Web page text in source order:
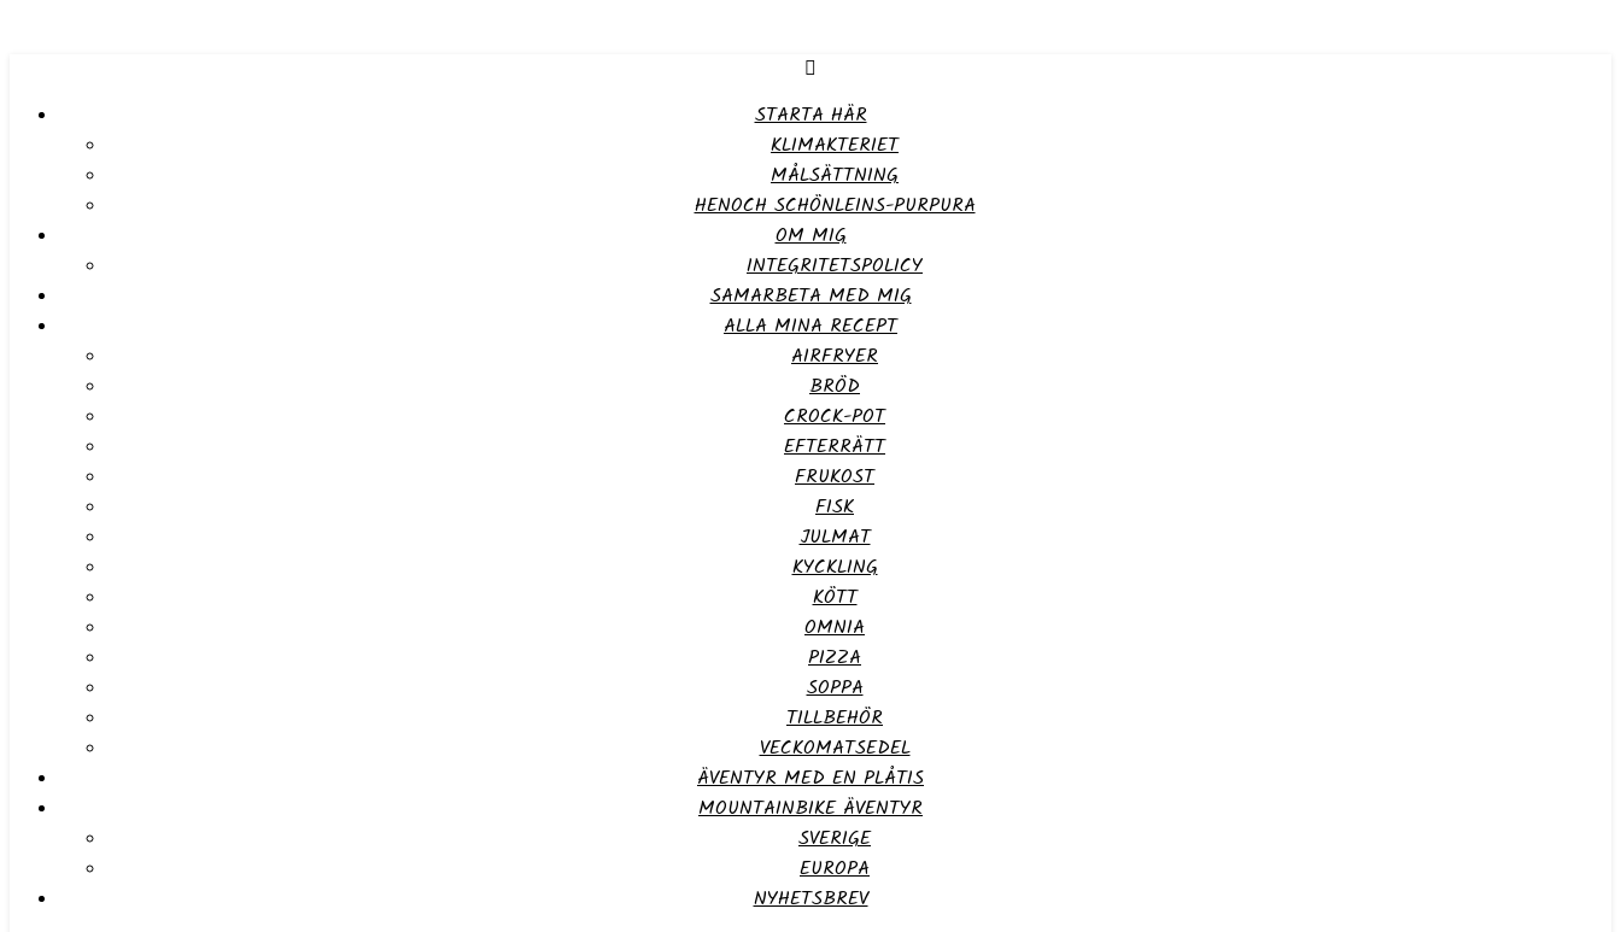
STARTA HÄR
KLIMAKTERIET
MÅLSÄTTNING
HENOCH SCHÖNLEINS-PURPURA
OM MIG
INTEGRITETSPOLICY
SAMARBETA MED MIG
ALLA MINA RECEPT
AIRFRYER
BRÖD
CROCK-POT
EFTERRÄTT
FRUKOST
FISK
JULMAT
KYCKLING
KÖTT
OMNIA
PIZZA
SOPPA
TILLBEHÖR
VECKOMATSEDEL
ÄVENTYR MED EN PLÅTIS
MOUNTAINBIKE ÄVENTYR
SVERIGE
EUROPA
NYHETSBREV